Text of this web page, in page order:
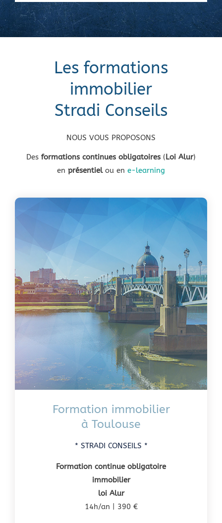
Les formations
immobilier
Stradi Conseils
NOUS VOUS PROPOSONS
Des formations continues obligatoires (Loi Alur)
en présentiel ou en e-learning
Formation immobilier
à Toulouse
* STRADI CONSEILS *
Formation continue obligatoire
immobilier
loi Alur
14h/an | 390 €